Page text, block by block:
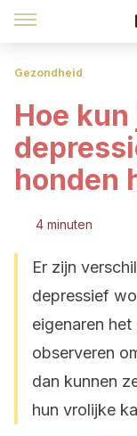
Gezondheid
Hoe kun
honden
4 minuten
Er zijn
depressief
eigenaren
observeren
dan kunnen
hun vrolijke